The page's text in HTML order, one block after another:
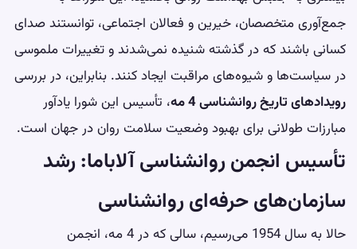
جمع‌آوری متخصصان، خیرین و فعالان اجتماعی، توانستند صدای
کسانی باشند که در گذشته شنیده نمی‌شدند و تغییرات ملموسی
در سیاست‌ها و شیوه‌های مراقبت ایجاد کنند. بنابراین، در بررسی
رویدادهای تاریخ روانشناسی 4 مه
، تأسیس این شورا یادآور
مبارزات طولانی برای بهبود وضعیت سلامت روان در جهان است.
تأسیس انجمن روانشناسی آلاباما: رشد
سازمان‌های حرفه‌ای روانشناسی
حالا به سال 1954 می‌رسیم، سالی که در 4 مه، انجمن